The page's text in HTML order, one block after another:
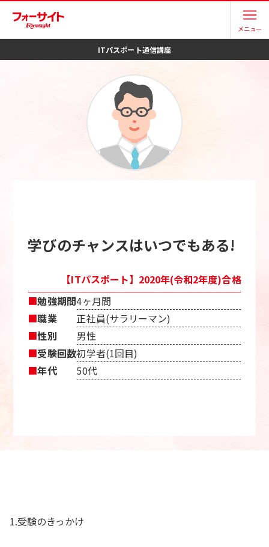
メニュー
ITパスポート通信講座
学びのチャンスはいつでもある!
【ITパスポート】2020年(令和2年度)合格
■勉強期間4ヶ月間
■職業
正社員(サラリーマン)
■性別
男性
■受験回数初学者(1回目)
■年代 50代
1.受験のきっかけ